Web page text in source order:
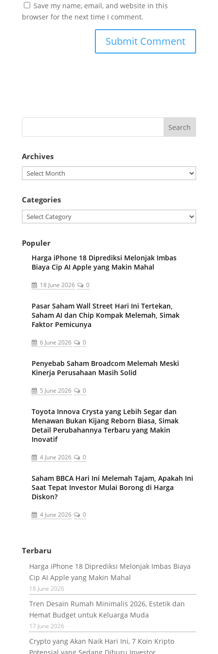
Save my name, email, and website in this
browser for the next time I comment.
Archives
Archives
Categories
Categories
Populer
Harga iPhone 18 Diprediksi Melonjak Imbas
Biaya Cip AI Apple yang Makin Mahal
18 June 2026 0
Pasar Saham Wall Street Hari Ini Tertekan,
Saham AI dan Chip Kompak Melemah, Simak
Faktor Pemicunya
6 June 2026 0
Penyebab Saham Broadcom Melemah Meski
Kinerja Perusahaan Masih Solid
5 June 2026 0
Toyota Innova Crysta yang Lebih Segar dan
Menawan Bukan Kijang Reborn Biasa, Simak
Detail Perubahannya Terbaru yang Makin
Inovatif
4 June 2026 0
Saham BBCA Hari Ini Melemah Tajam, Apakah Ini
Saat Tepat Investor Mulai Borong di Harga
Diskon?
4 June 2026 0
Terbaru
Harga iPhone 18 Diprediksi Melonjak Imbas Biaya
Cip AI Apple yang Makin Mahal
18 June 2026
Tren Desain Rumah Minimalis 2026, Estetik dan
Hemat Budget untuk Keluarga Muda
17 June 2026
Crypto yang Akan Naik Hari Ini, 7 Koin Kripto